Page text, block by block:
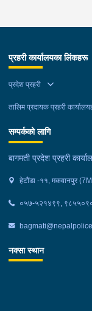
लागुऔषध गाँजा २६
समिर मोक्तान र सोहि
भईरहेको छ ।
प्रहरी कार्यालयका लिंकहरू
प्रदेश प्रहरी
तालिम प्रदायक प्रहरी
सम्पर्कको लागि
बागमती प्रदेश प्रहरी
हेटौंडा -११, मकवानपुर
०५७-५२१४९९,
नक्सा स्थान